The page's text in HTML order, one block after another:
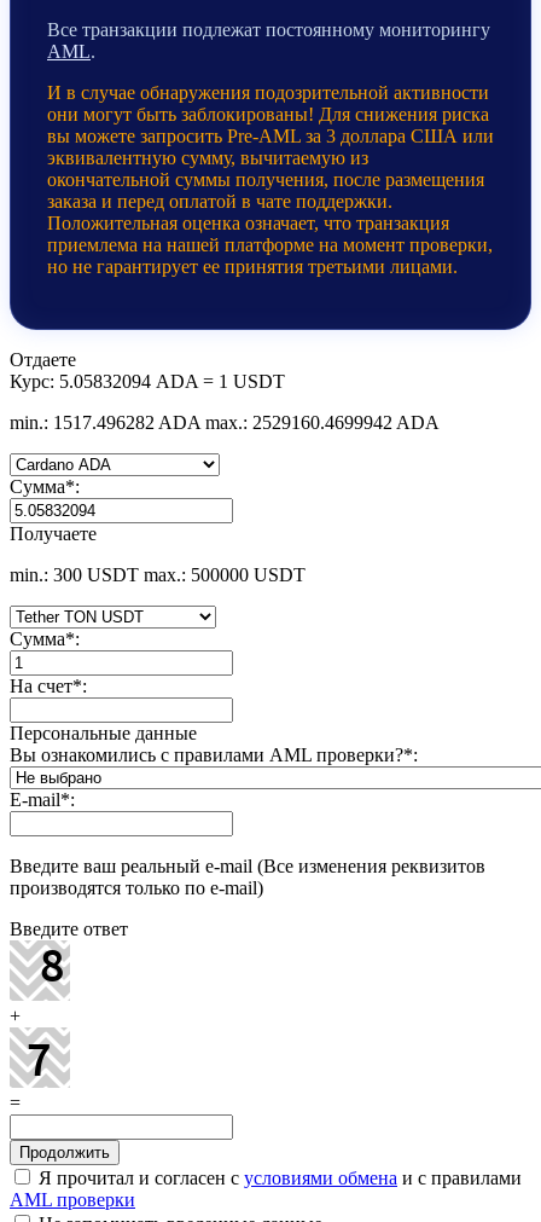
Все транзакции подлежат постоянному мониторингу
AML.
И в случае обнаружения подозрительной активности
они могут быть заблокированы! Для снижения риска
вы можете запросить Pre-AML за 3 доллара США или
эквивалентную сумму, вычитаемую из
окончательной суммы получения, после размещения
заказа и перед оплатой в чате поддержки.
Положительная оценка означает, что транзакция
приемлема на нашей платформе на момент проверки,
но не гарантирует ее принятия третьими лицами.
Отдаете
Курс: 5.05832094 ADA = 1 USDT
min.: 1517.496282 ADA max.: 2529160.4699942 ADA
Сумма*:
Получаете
min.: 300 USDT max.: 500000 USDT
Сумма*:
На счет*:
Персональные данные
Вы ознакомились с правилами AML проверки?*:
E-mail*:
Введите ваш реальный e-mail (Все изменения реквизитов
производятся только по e-mail)
Введите ответ
+
=
Я прочитал и согласен с условиями обмена и с правилами
AML проверки